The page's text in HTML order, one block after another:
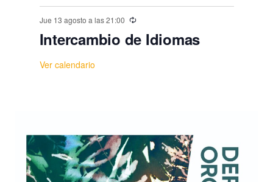
Jue 13 agosto a las 21:00
Intercambio de Idiomas
Ver calendario